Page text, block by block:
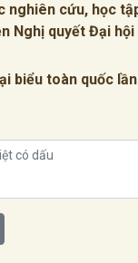
nghiên cứu, học
Nghị quyết Đại hội
biểu toàn quốc